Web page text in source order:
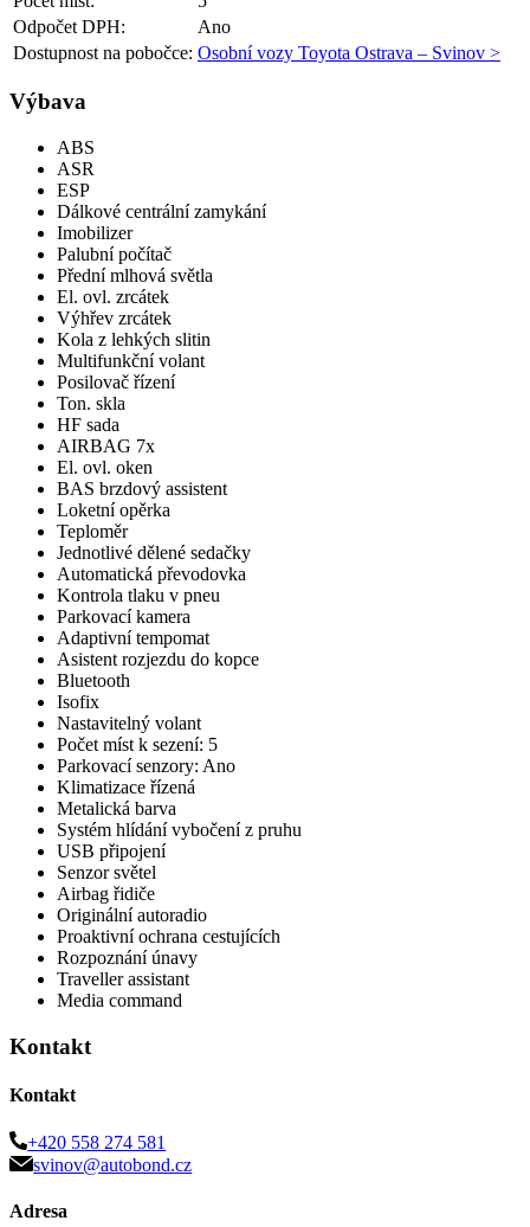
Odpočet DPH:
Ano
Dostupnost na pobočce: Osobní vozy Toyota Ostrava – Svinov >
Výbava
ABS
ASR
ESP
Dálkové centrální zamykání
Imobilizer
Palubní počítač
Přední mlhová světla
El. ovl. zrcátek
Výhřev zrcátek
Kola z lehkých slitin
Multifunkční volant
Posilovač řízení
Ton. skla
HF sada
AIRBAG 7x
El. ovl. oken
BAS brzdový assistent
Loketní opěrka
Teploměr
Jednotlivé dělené sedačky
Automatická převodovka
Kontrola tlaku v pneu
Parkovací kamera
Adaptivní tempomat
Asistent rozjezdu do kopce
Bluetooth
Isofix
Nastavitelný volant
Počet míst k sezení: 5
Parkovací senzory: Ano
Klimatizace řízená
Metalická barva
Systém hlídání vybočení z pruhu
USB připojení
Senzor světel
Airbag řidiče
Originální autoradio
Proaktivní ochrana cestujících
Rozpoznání únavy
Traveller assistant
Media command
Kontakt
Kontakt
+420 558 274 581
svinov@autobond.cz
Adresa